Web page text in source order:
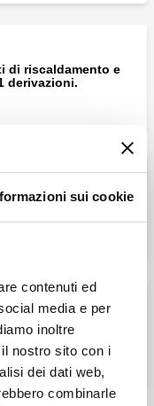
sui cookie
contenuti ed
media e per
inoltre
nostro sito con i
dei dati web,
combinarle
di riscaldamento e
derivazioni.
di riscaldamento e
di riscaldamento e